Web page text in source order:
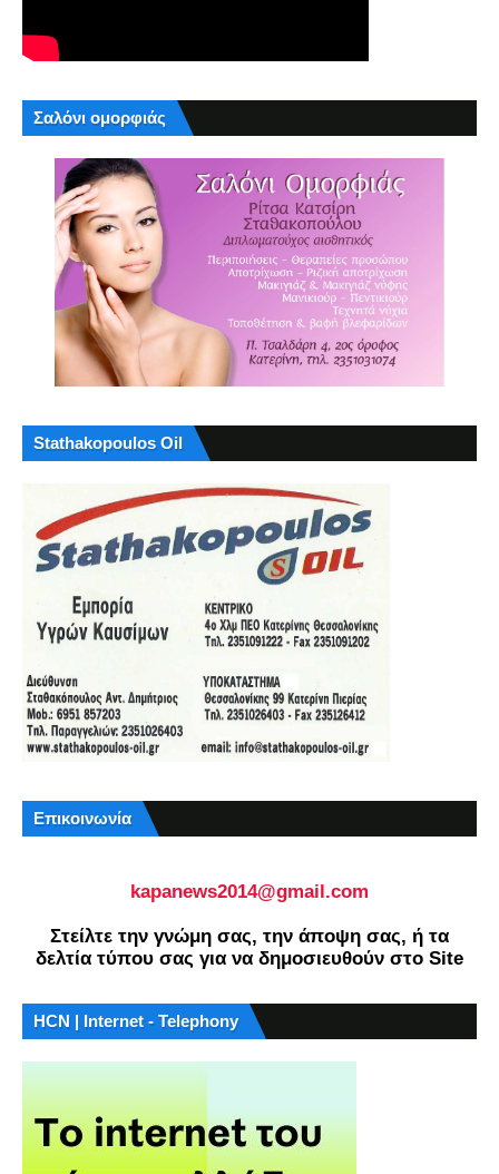
Σαλόνι ομορφιάς
Stathakopoulos Oil
Επικοινωνία
kapanews2014@gmail.com
Στείλτε την γνώμη σας, την άποψη σας, ή τα
δελτία τύπου σας για να δημοσιευθούν στο Site
HCN | Internet - Telephony